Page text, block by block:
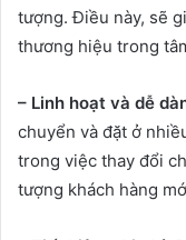
tượng. Điều này, sẽ
thương hiệu trong
– Linh hoạt và dễ
chuyển và đặt ở
trong việc thay đổi
tượng khách hàng